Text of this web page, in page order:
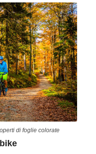
di foglie colorate